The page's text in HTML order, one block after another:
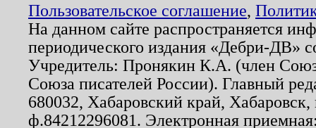
Пользовательское соглашение,
На данном сайте распространяется
периодического издания «Дебри-ДВ»
Учредитель: Пронякин К.А. (член
Союза писателей России). Главный
680032, Хабаровский край,
ф.84212296081. Электронная